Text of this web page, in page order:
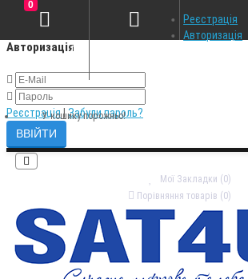
Авторизація
Реєстрація|Забули пароль?
Мої Закладки (0)
Порівняння товарів (0)
Реєстрація
Авторизація
0
У кошику порожньо!